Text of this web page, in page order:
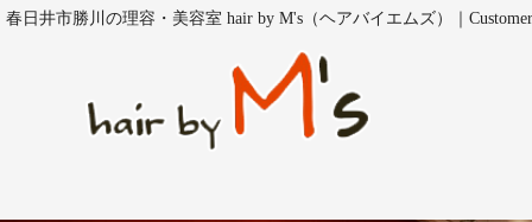
春日井市勝川の理容・美容室 hair by M's（ヘアバイエムズ）｜